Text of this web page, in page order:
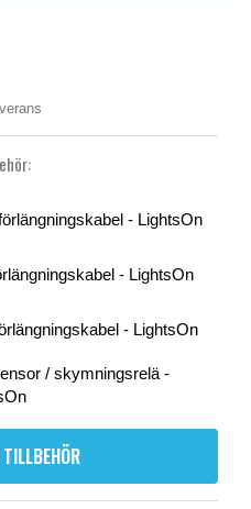
- LightsOn
- LightsOn
- LightsOn
/ skymningsrelä -